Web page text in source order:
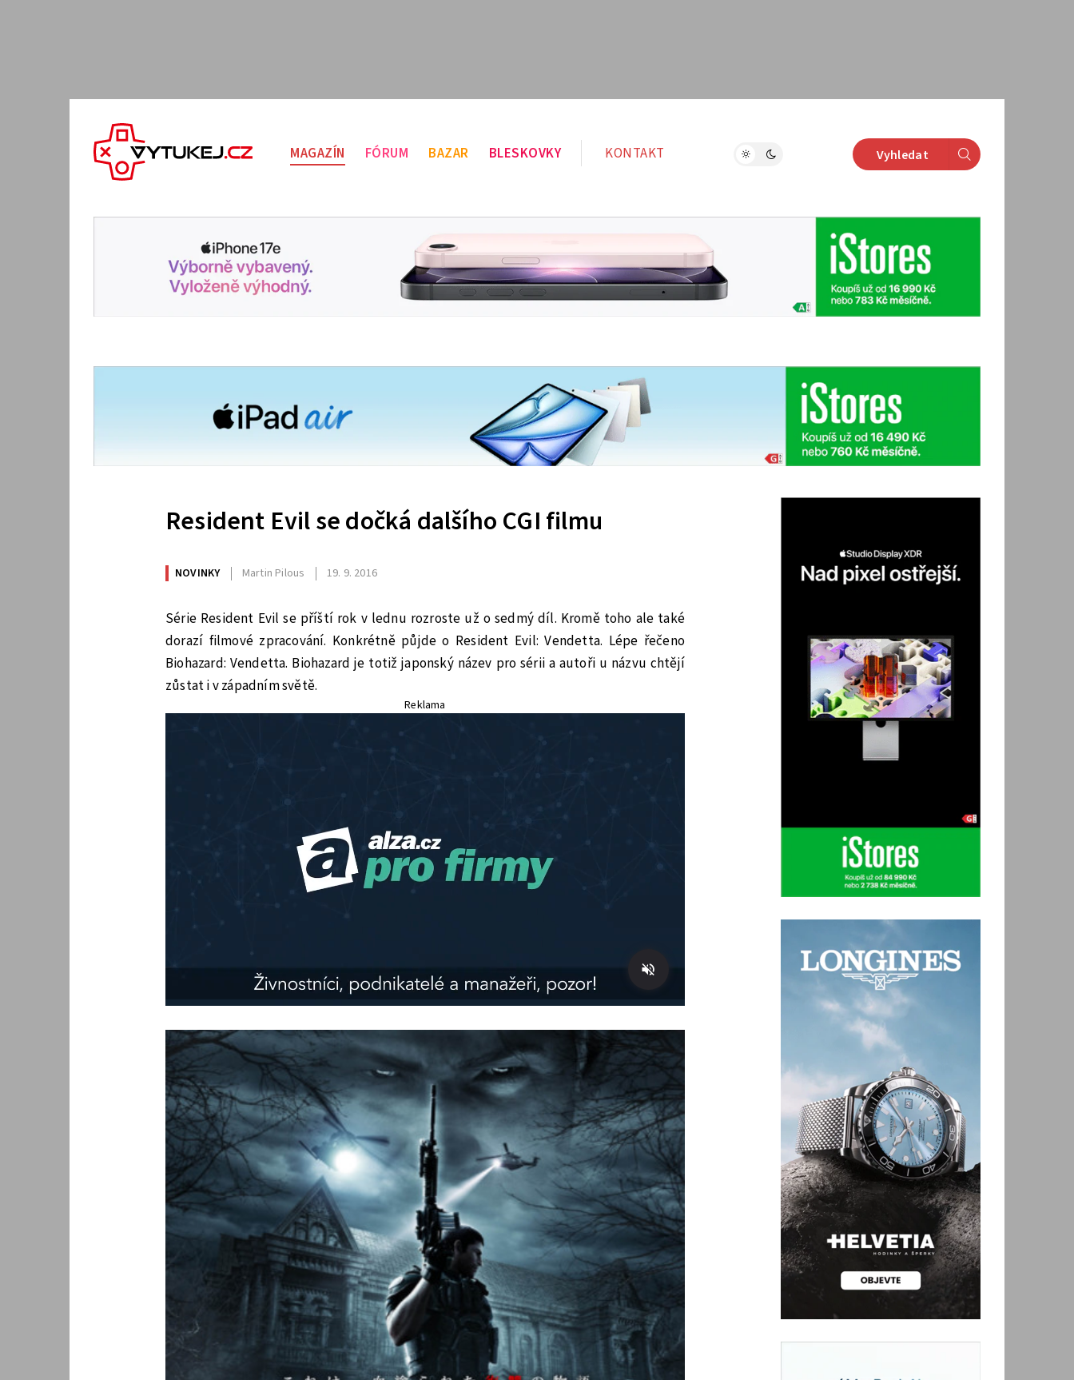
MAGAZÍN FÓRUM BAZAR BLESKOVKY KONTAKT Vyhledat
Resident Evil se dočká dalšího CGI filmu
NOVINKY Martin Pilous 19. 9. 2016
Série Resident Evil se příští rok v lednu rozroste už o sedmý díl. Kromě toho ale také
dorazí filmové zpracování. Konkrétně půjde o Resident Evil: Vendetta. Lépe řečeno
Biohazard: Vendetta. Biohazard je totiž japonský název pro sérii a autoři u názvu chtějí
zůstat i v západním světě.
Reklama